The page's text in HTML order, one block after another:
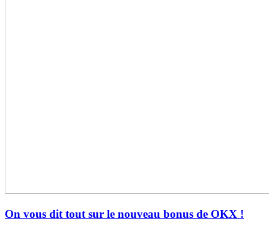
On vous dit tout sur le nouveau bonus de OKX !